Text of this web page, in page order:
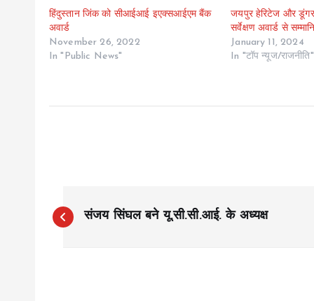
हिंदुस्तान जिंक को सीआईआई इएक्सआईएम बैंक
अवार्ड
November 26, 2022
In "Public News"
जयपुर हेरिटेज और
सर्वेक्षण अवार्ड से
January 11, 2024
In "टॉप न्यूज/राजनीति"
P
संजय सिंघल बने यू.सी.सी.आई. के अध्यक्ष